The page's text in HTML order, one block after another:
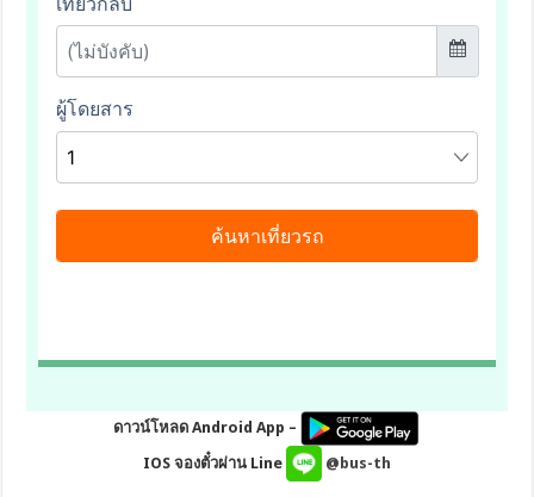
ดาวน์โหลด Android App –
IOS จองตั๋วผ่าน Line
@bus-th